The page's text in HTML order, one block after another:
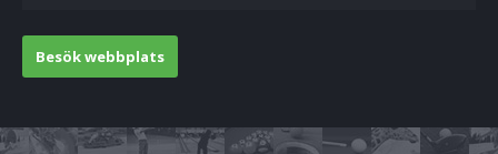
Besök webbplats